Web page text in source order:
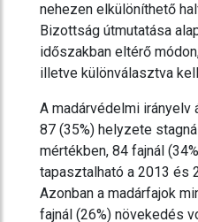
nehezen elkülöníthető
Bizottság útmutatása
időszakban eltérő
illetve különválasztva
A madárvédelmi irányelv
87 (35%) helyzete
mértékben, 84 fajnál
tapasztalható a 2013 és
Azonban a madárfajok
fajnál (26%) növekedés